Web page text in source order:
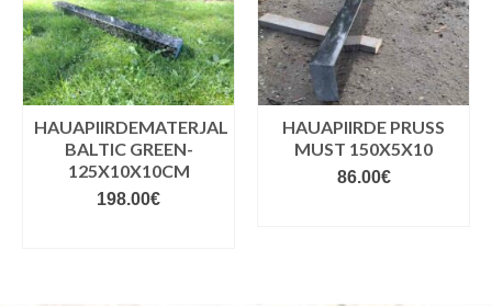
HAUAPIIRDEMATERJAL
BALTIC GREEN-
125X10X10CM
198.00€
HAUAPIIRDE PRUSS
MUST 150X5X10
86.00€